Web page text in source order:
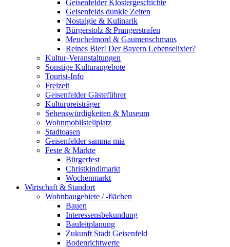
Geisenfelder Klostergeschichte
Geisenfelds dunkle Zeiten
Nostalgie & Kulinarik
Bürgerstolz & Prangerstrafen
Meuchelmord & Gaumenschmaus
Reines Bier! Der Bayern Lebenselixier?
Kultur-Veranstaltungen
Sonstige Kulturangebote
Tourist-Info
Freizeit
Geisenfelder Gästeführer
Kulturpreisträger
Sehenswürdigkeiten & Museum
Wohnmobilstellplatz
Stadtoasen
Geisenfelder samma mia
Feste & Märkte
Bürgerfest
Christkindlmarkt
Wochenmarkt
Wirtschaft & Standort
Wohnbaugebiete / -flächen
Bauen
Interessensbekundung
Bauleitplanung
Zukunft Stadt Geisenfeld
Bodenrichtwerte